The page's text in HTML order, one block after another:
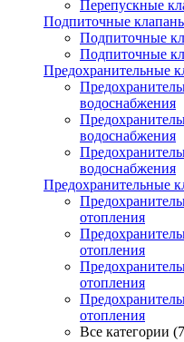
Перепускные
Подпиточные
Подпиточные
Подпиточные
Предохранительные
водоснабжения
водоснабжения
водоснабжения
Предохранительные
отопления
отопления
отопления
отопления
Все категории